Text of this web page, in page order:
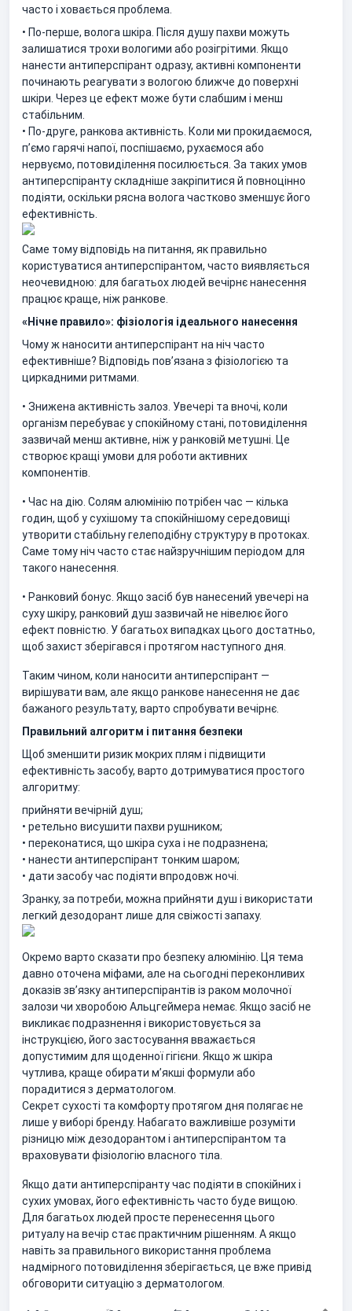
часто і ховається проблема.
• По-перше, волога шкіра. Після душу пахви можуть
залишатися трохи вологими або розігрітими. Якщо
нанести антиперспірант одразу, активні компоненти
починають реагувати з вологою ближче до поверхні
шкіри. Через це ефект може бути слабшим і менш
стабільним.
• По-друге, ранкова активність. Коли ми прокидаємося,
п’ємо гарячі напої, поспішаємо, рухаємося або
нервуємо, потовиділення посилюється. За таких умов
антиперспіранту складніше закріпитися й повноцінно
подіяти, оскільки рясна волога частково зменшує його
ефективність.
Саме тому відповідь на питання, як правильно
користуватися антиперспірантом, часто виявляється
неочевидною: для багатьох людей вечірнє нанесення
працює краще, ніж ранкове.
«Нічне правило»: фізіологія ідеального нанесення
Чому ж наносити антиперспірант на ніч часто
ефективніше? Відповідь пов’язана з фізіологією та
циркадними ритмами.
• Знижена активність залоз. Увечері та вночі, коли
організм перебуває у спокійному стані, потовиділення
зазвичай менш активне, ніж у ранковій метушні. Це
створює кращі умови для роботи активних
компонентів.
• Час на дію. Солям алюмінію потрібен час — кілька
годин, щоб у сухішому та спокійнішому середовищі
утворити стабільну гелеподібну структуру в протоках.
Саме тому ніч часто стає найзручнішим періодом для
такого нанесення.
• Ранковий бонус. Якщо засіб був нанесений увечері на
суху шкіру, ранковий душ зазвичай не нівелює його
ефект повністю. У багатьох випадках цього достатньо,
щоб захист зберігався і протягом наступного дня.
Таким чином, коли наносити антиперспірант —
вирішувати вам, але якщо ранкове нанесення не дає
бажаного результату, варто спробувати вечірнє.
Правильний алгоритм і питання безпеки
Щоб зменшити ризик мокрих плям і підвищити
ефективність засобу, варто дотримуватися простого
алгоритму:
прийняти вечірній душ;
• ретельно висушити пахви рушником;
• переконатися, що шкіра суха і не подразнена;
• нанести антиперспірант тонким шаром;
• дати засобу час подіяти впродовж ночі.
Зранку, за потреби, можна прийняти душ і використати
легкий дезодорант лише для свіжості запаху.
Окремо варто сказати про безпеку алюмінію. Ця тема
давно оточена міфами, але на сьогодні переконливих
доказів зв’язку антиперспірантів із раком молочної
залози чи хворобою Альцгеймера немає. Якщо засіб не
викликає подразнення і використовується за
інструкцією, його застосування вважається
допустимим для щоденної гігієни. Якщо ж шкіра
чутлива, краще обирати м’якші формули або
порадитися з дерматологом.
Секрет сухості та комфорту протягом дня полягає не
лише у виборі бренду. Набагато важливіше розуміти
різницю між дезодорантом і антиперспірантом та
враховувати фізіологію власного тіла.
Якщо дати антиперспіранту час подіяти в спокійних і
сухих умовах, його ефективність часто буде вищою.
Для багатьох людей просте перенесення цього
ритуалу на вечір стає практичним рішенням. А якщо
навіть за правильного використання проблема
надмірного потовиділення зберігається, це вже привід
обговорити ситуацію з дерматологом.